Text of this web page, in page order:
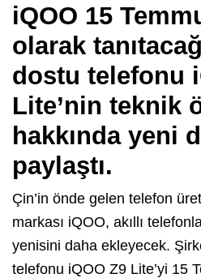
iQOO 15
olarak
dostu telefonu
Lite’nin teknik
hakkında yeni
paylaştı.
Çin’in önde gelen telefon
markası iQOO, akıllı
yenisini daha ekleyecek.
telefonu iQOO Z9 Lite’yi 15